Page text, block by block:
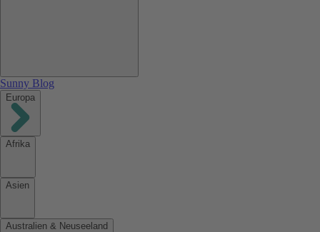
Sunny Blog
Europa
Afrika
Asien
Australien & Neuseeland